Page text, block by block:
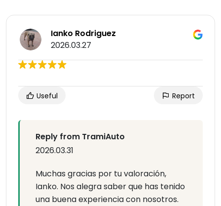
Ianko Rodriguez
2026.03.27
Useful Report
Reply from TramiAuto
2026.03.31
Muchas gracias por tu valoración,
Ianko. Nos alegra saber que has tenido
una buena experiencia con nosotros.